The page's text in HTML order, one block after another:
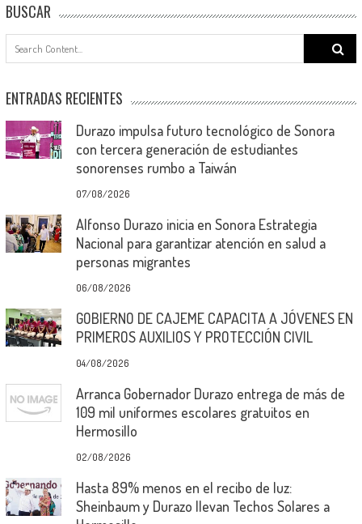
BUSCAR
Search
for:
ENTRADAS RECIENTES
Durazo impulsa futuro tecnológico de Sonora
con tercera generación de estudiantes
sonorenses rumbo a Taiwán
07/08/2026
Alfonso Durazo inicia en Sonora Estrategia
Nacional para garantizar atención en salud a
personas migrantes
06/08/2026
GOBIERNO DE CAJEME CAPACITA A JÓVENES EN
PRIMEROS AUXILIOS Y PROTECCIÓN CIVIL
04/08/2026
Arranca Gobernador Durazo entrega de más de
109 mil uniformes escolares gratuitos en
Hermosillo
02/08/2026
Hasta 89% menos en el recibo de luz:
Sheinbaum y Durazo llevan Techos Solares a